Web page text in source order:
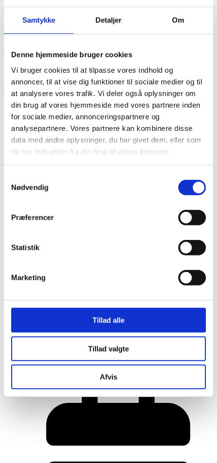
Samtykke Detaljer Om
Denne hjemmeside bruger cookies
Vi bruger cookies til at tilpasse vores indhold og
annoncer, til at vise dig funktioner til sociale medier og til
at analysere vores trafik. Vi deler også oplysninger om
din brug af vores hjemmeside med vores partnere inden
for sociale medier, annonceringspartnere og
analysepartnere. Vores partnere kan kombinere disse
data med andre oplysninger, du har givet dem, eller som
de har indsamlet fra din brug af deres tjenester.
Nødvendig
Præferencer
Statistik
Marketing
Tillad alle
Tillad valgte
Afvis
annonce
annonce
Like us
RAINBOW BUSINESS DENMARK
Her er alle vinderne fra årets Danish
Rainbow Awards